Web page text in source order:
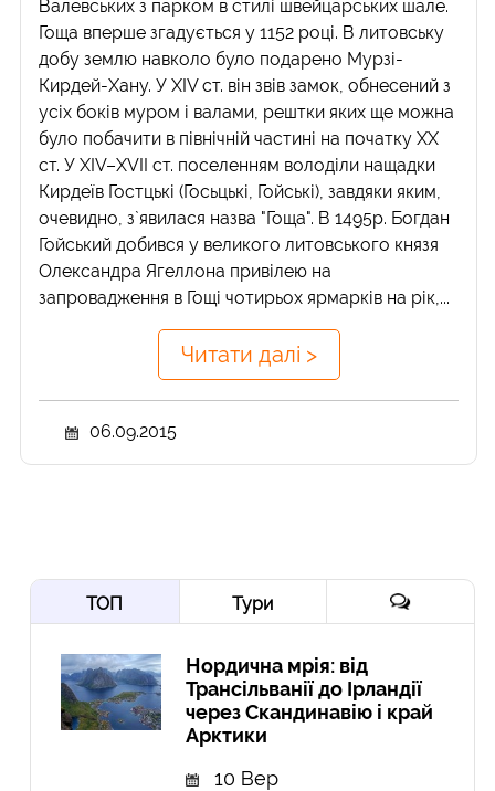
Валевських з парком в стилі швейцарських шале.
Гоща вперше згадується у 1152 році. В литовську
добу землю навколо було подарено Мурзі-
Кирдей-Хану. У XIV ст. він звів замок, обнесений з
усіх боків муром і валами, рештки яких ще можна
було побачити в північній частині на початку ХХ
ст. У XIV–XVII ст. поселенням володіли нащадки
Кирдеїв Гостцькі (Госьцькі, Гойські), завдяки яким,
очевидно, з`явилася назва "Гоща". В 1495р. Богдан
Гойський добився у великого литовського князя
Олександра Ягеллона привілею на
запровадження в Гощі чотирьох ярмарків на рік,...
Читати далі >
06.09.2015
ТОП Тури
Нордична мрія: від
Трансільванії до Ірландії
через Скандинавію і край
Арктики
10 Вер